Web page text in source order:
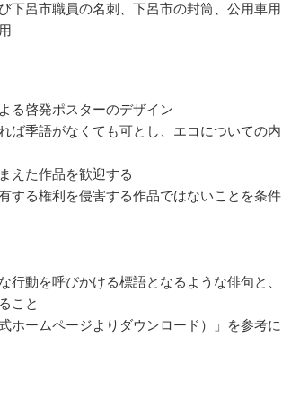
下呂市職員の名刺、下呂市の封筒、公用車用
る啓発ポスターのデザイン
ば季語がなくても可とし、エコについての内
えた作品を歓迎する
する権利を侵害する作品ではないことを条件
動を呼びかける標語となるような俳句と、
こと
ホームページよりダウンロード）」を参考に